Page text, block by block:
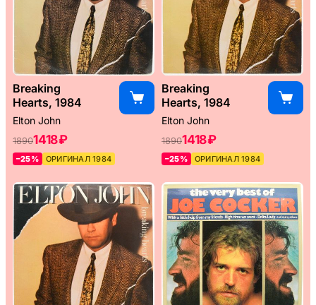
Breaking
Hearts, 1984
Elton John
18901418 ₽
–25% ОРИГИНАЛ 1984
Breaking
Hearts, 1984
Elton John
18901418 ₽
–25% ОРИГИНАЛ 1984